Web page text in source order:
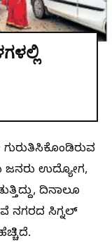
ಜನರು ಉದ್ಯೋಗ,
ದಿನಾಲೂ
ನಗರದ ಸಿಗ್ನಲ್‌